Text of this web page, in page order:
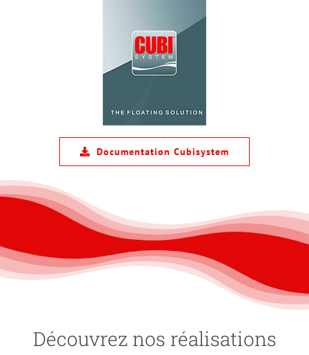
Documentation Cubisystem
Découvrez nos réalisations
Water Polo Nyon